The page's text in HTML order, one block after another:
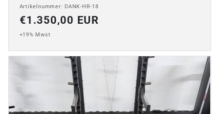
Artikelnummer: DANK-HR-18
Normaler
Preis
€1.350,00 EUR
+19% Mwst